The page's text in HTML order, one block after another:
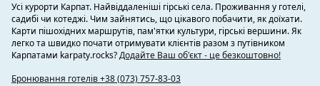
Усі курорти Карпат. Найвіддаленіші гірські села. Проживання у готелі,
садибі чи котеджі. Чим зайнятись, що цікавого побачити, як доїхати.
Карти пішохідних маршрутів, пам'ятки культури, гірські вершини. Як
легко та швидко почати отримувати клієнтів разом з путівником
Карпатами karpaty.rocks?Додайте Ваш об'єкт - це безкоштовно!
Бронювання готелів +38 (073) 757-83-03